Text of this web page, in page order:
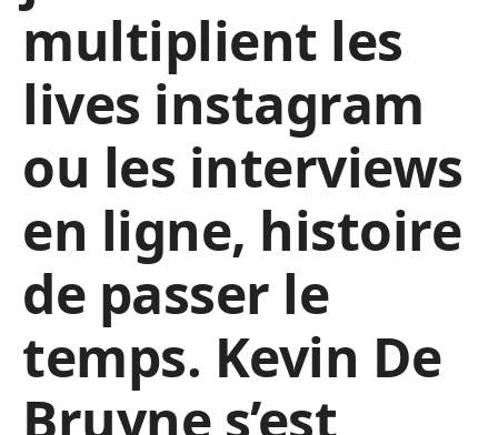
multiplient les
lives instagram
ou les interviews
en ligne, histoire
de passer le
temps. Kevin De
Bruyne s’est